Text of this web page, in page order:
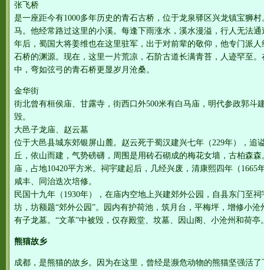
张飞桥
是一座距今有1000多年历史的青石古桥，位于龙泉驿区兴龙镇宝狮
马。他经常路过这里的小溪。每逢下雨涨水，溪水漫溢，行人无法
年后，蜀国大将姜维也在这里驻军，出于对前辈的敬仰，他专门派
石桥的渊源。现在，这里一片荒凉，石阶古道长满青苔，人迹罕至
中，弯如弦弓的青石桥更显岁月沧桑。
金华街
街北曾有桓侯庙、甘露寺，街西口外500米有白马庙，明代参政郭斗
毁。
大邑子龙庙、赵云墓
位于大邑县城东郊银屏山麓。赵云死于蜀汉建兴七年（229年），追
丘，依山而建，气势磅礴，周围是用砖石砌成的梅花女墙，古柏森
庙，占地10420平方米。祠宇建起后，几经兴废，清康熙四年（1665
咸丰、同治迭次培修。
民国十九年（1930年），在庙内空地上兴建郊外公园，自县东门至
坊，坊额题“郊外公园”。园内有护荷池，筑月台，平梅坪，增修小
有子龙墓。“文革”中被毁，仅存殿堂、坟墓、因山阁、小沧州和荷
熊猫故乡
成都，是熊猫的故乡。因为在这里，曾经是濒危动物的熊猫坚强活